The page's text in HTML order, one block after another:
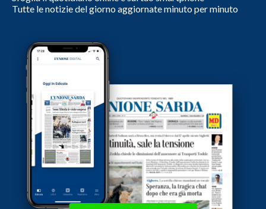
Tutte le notizie del giorno aggiornate minuto per minuto